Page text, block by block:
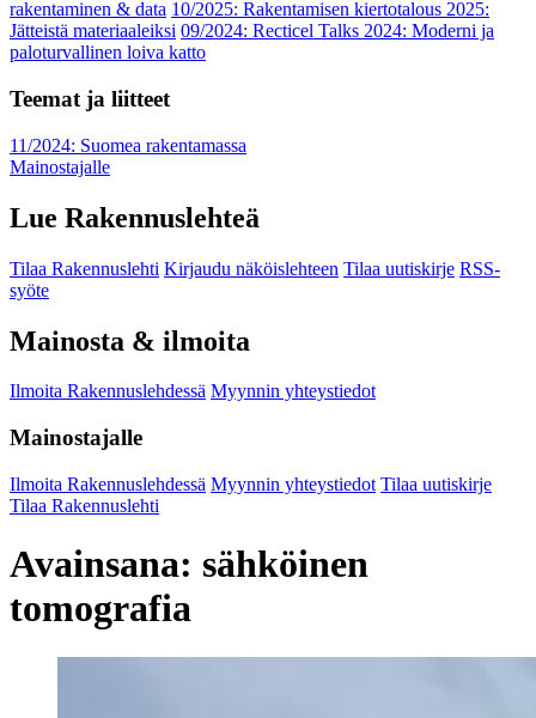
rakentaminen & data 10/2025: Rakentamisen kiertotalous 2025:
Jätteistä materiaaleiksi 09/2024: Recticel Talks 2024: Moderni ja
paloturvallinen loiva katto
Teemat ja liitteet
11/2024: Suomea rakentamassa
Mainostajalle
Lue Rakennuslehteä
Tilaa Rakennuslehti Kirjaudu näköislehteen Tilaa uutiskirje RSS-
syöte
Mainosta & ilmoita
Ilmoita Rakennuslehdessä Myynnin yhteystiedot
Mainostajalle
Ilmoita Rakennuslehdessä Myynnin yhteystiedot Tilaa uutiskirje
Tilaa Rakennuslehti
Avainsana: sähköinen
tomografia